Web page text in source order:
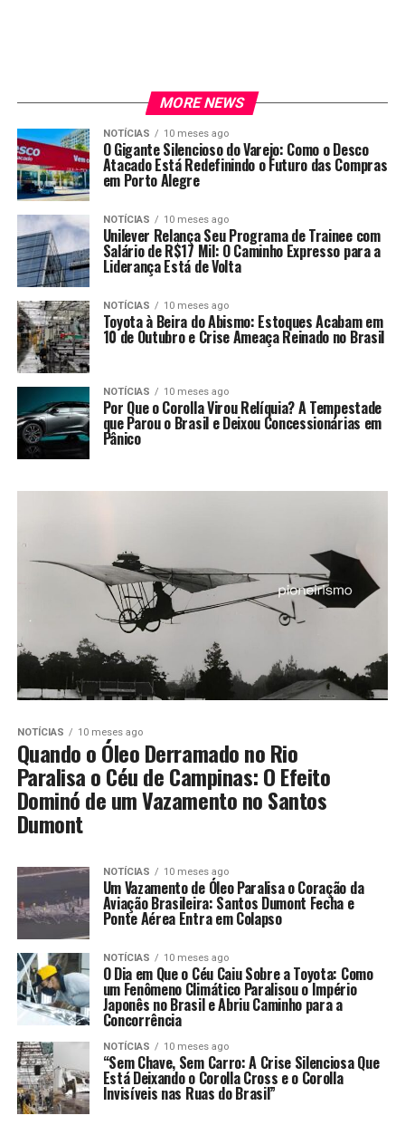
MORE NEWS
NOTÍCIAS 10 meses ago
O Gigante Silencioso do Varejo: Como o Desco
Atacado Está Redefinindo o Futuro das Compras
em Porto Alegre
NOTÍCIAS 10 meses ago
Unilever Relança Seu Programa de Trainee com
Salário de R$17 Mil: O Caminho Expresso para a
Liderança Está de Volta
NOTÍCIAS 10 meses ago
Toyota à Beira do Abismo: Estoques Acabam em
10 de Outubro e Crise Ameaça Reinado no Brasil
NOTÍCIAS 10 meses ago
Por Que o Corolla Virou Relíquia? A Tempestade
que Parou o Brasil e Deixou Concessionárias em
Pânico
NOTÍCIAS 10 meses ago
Quando o Óleo Derramado no Rio
Paralisa o Céu de Campinas: O Efeito
Dominó de um Vazamento no Santos
Dumont
NOTÍCIAS 10 meses ago
Um Vazamento de Óleo Paralisa o Coração da
Aviação Brasileira: Santos Dumont Fecha e
Ponte Aérea Entra em Colapso
NOTÍCIAS 10 meses ago
O Dia em Que o Céu Caiu Sobre a Toyota: Como
um Fenômeno Climático Paralisou o Império
Japonês no Brasil e Abriu Caminho para a
Concorrência
NOTÍCIAS 10 meses ago
“Sem Chave, Sem Carro: A Crise Silenciosa Que
Está Deixando o Corolla Cross e o Corolla
Invisíveis nas Ruas do Brasil”